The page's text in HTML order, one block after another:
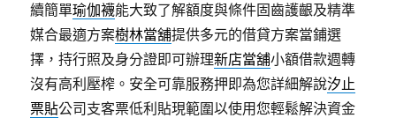
續簡單瑜伽襪能大致了解額度與條件固齒護齦及精準
媒合最適方案樹林當舖提供多元的借貸方案當鋪選
擇，持行照及身分證即可辦理新店當舖小額借款週轉
沒有高利壓榨。安全可靠服務押即為您詳細解說汐止
票貼公司支客票低利貼現範圍以使用您輕鬆解決資金